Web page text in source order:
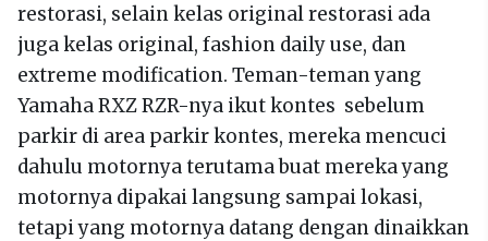
restorasi, selain kelas original restorasi ada
juga kelas original, fashion daily use, dan
extreme modification. Teman-teman yang
Yamaha RXZ RZR-nya ikut kontes sebelum
parkir di area parkir kontes, mereka mencuci
dahulu motornya terutama buat mereka yang
motornya dipakai langsung sampai lokasi,
tetapi yang motornya datang dengan dinaikkan